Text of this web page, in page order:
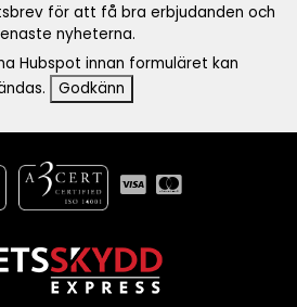
för att få bra erbjudanden och
nyheterna.
Hubspot innan formuläret kan
Godkänn